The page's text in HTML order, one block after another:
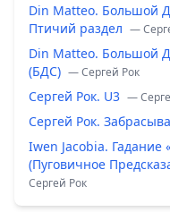
Din Matteo. Большой
Птичий раздел —
Din Matteo. Большой
(БДС) — Сергей Рок
Сергей Рок. U3 —
Сергей Рок.
Iwen Jacobia.
(Пуговичное
Сергей Рок